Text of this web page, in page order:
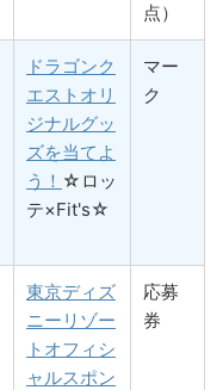
点）
ドラゴンク
エストオリ
ジナルグッ
ズを当てよ
う！ ☆ロッ
テ×Fit's☆
マー
ク
東京ディズ
ニーリゾー
トオフィシ
ャルスポン
応募
券